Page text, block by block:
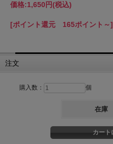
価格:1,650円(税込)
[ポイント還元 165ポイント～]
注文
購入数： 個
在庫